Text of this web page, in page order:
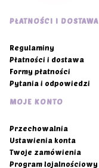
Linki w stopce
PŁATNOŚCI I DOSTAWA
Regulaminy
Płatności i dostawa
Formy płatności
Pytania i odpowiedzi
MOJE KONTO
Przechowalnia
Ustawienia konta
Twoje zamówienia
Program lojalnościowy